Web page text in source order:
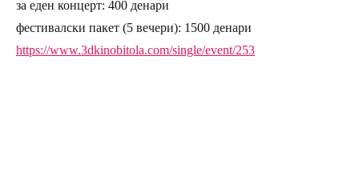
за еден концерт: 400 денари
фестивалски пакет (5 вечери): 1500 денари
https://www.3dkinobitola.com/single/event/253